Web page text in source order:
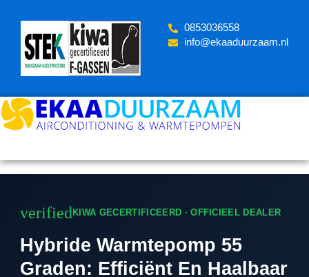
content
‪0853036558
info@ekaaduurzaam.nl
verified KIWA GECERTIFICEERD · OFFICIEEL DEALER
Hybride Warmtepomp 55
Graden: Efficiënt En Haalbaar